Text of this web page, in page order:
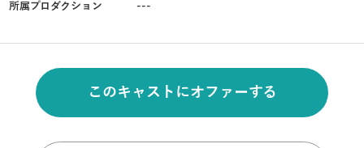
所属プロダクション ---
このキャストにオファーする